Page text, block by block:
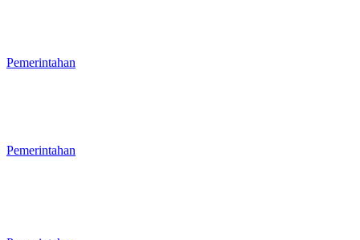
Pemerintahan
Pemerintahan